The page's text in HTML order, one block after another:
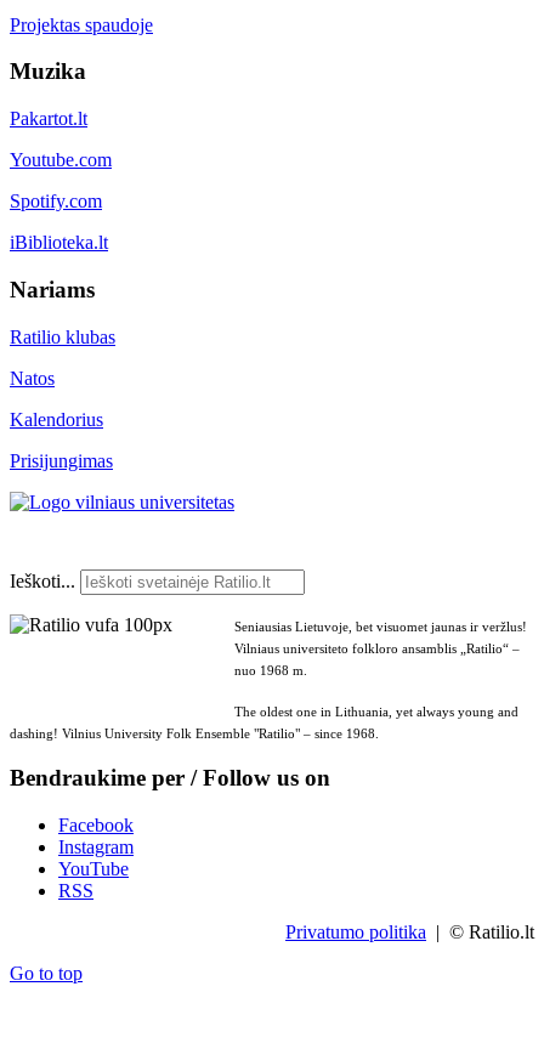
Projektas spaudoje
Muzika
Pakartot.lt
Youtube.com
Spotify.com
iBiblioteka.lt
Nariams
Ratilio klubas
Natos
Kalendorius
Prisijungimas
Ieškoti...
Seniausias Lietuvoje, bet visuomet jaunas ir veržlus!
Vilniaus universiteto folkloro ansamblis „Ratilio“ –
nuo 1968 m.
The oldest one in Lithuania, yet always young and
dashing! Vilnius University Folk Ensemble "Ratilio" – since 1968.
Bendraukime per / Follow us on
Facebook
Instagram
YouTube
RSS
Privatumo politika | © Ratilio.lt
Go to top